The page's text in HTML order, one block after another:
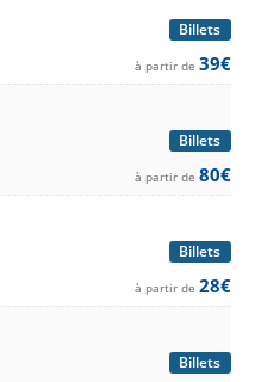
Billets
à partir de 39€
Billets
à partir de 80€
Billets
à partir de 28€
Billets